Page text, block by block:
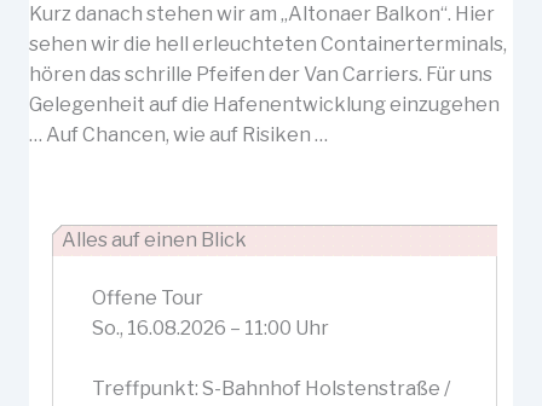
Kurz danach stehen wir am „Altonaer Balkon“. Hier
sehen wir die hell erleuchteten Containerterminals,
hören das schrille Pfeifen der Van Carriers. Für uns
Gelegenheit auf die Hafenentwicklung einzugehen
… Auf Chancen, wie auf Risiken …
Alles auf einen Blick
Offene Tour
So., 16.08.2026 – 11:00 Uhr
Treffpunkt: S-Bahnhof Holstenstraße /